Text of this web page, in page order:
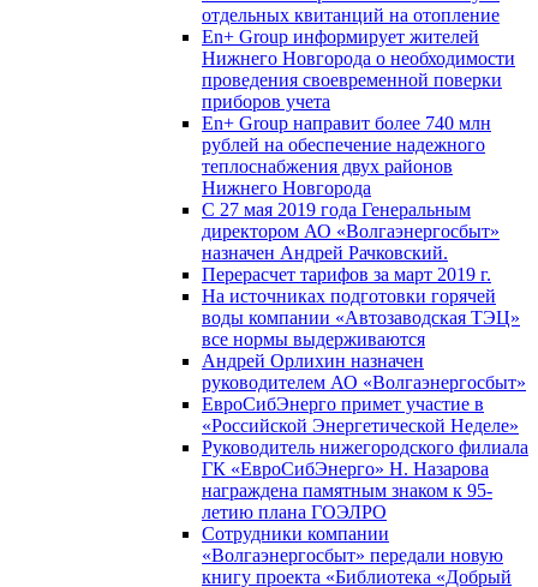
отдельных квитанций на отопление
En+ Group информирует жителей
Нижнего Новгорода о необходимости
проведения своевременной поверки
приборов учета
En+ Group направит более 740 млн
рублей на обеспечение надежного
теплоснабжения двух районов
Нижнего Новгорода
С 27 мая 2019 года Генеральным
директором АО «Волгаэнергосбыт»
назначен Андрей Рачковский.
Перерасчет тарифов за март 2019 г.
На источниках подготовки горячей
воды компании «Автозаводская ТЭЦ»
все нормы выдерживаются
Андрей Орлихин назначен
руководителем АО «Волгаэнергосбыт»
ЕвроСибЭнерго примет участие в
«Российской Энергетической Неделе»
Руководитель нижегородского филиала
ГК «ЕвроСибЭнерго» Н. Назарова
награждена памятным знаком к 95-
летию плана ГОЭЛРО
Сотрудники компании
«Волгаэнергосбыт» передали новую
книгу проекта «Библиотека «Добрый